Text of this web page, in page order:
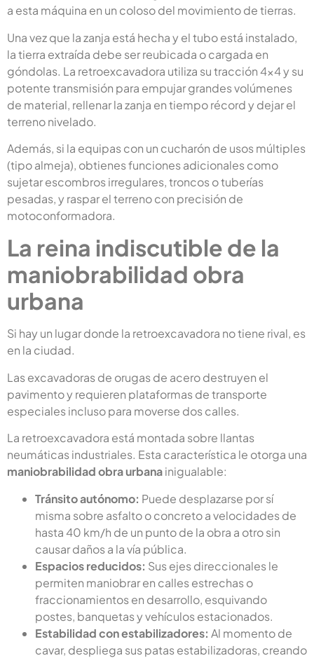
a esta máquina en un coloso del movimiento de tierras.
Una vez que la zanja está hecha y el tubo está instalado,
la tierra extraída debe ser reubicada o cargada en
góndolas. La retroexcavadora utiliza su tracción 4×4 y su
potente transmisión para empujar grandes volúmenes
de material, rellenar la zanja en tiempo récord y dejar el
terreno nivelado.
Además, si la equipas con un cucharón de usos múltiples
(tipo almeja), obtienes funciones adicionales como
sujetar escombros irregulares, troncos o tuberías
pesadas, y raspar el terreno con precisión de
motoconformadora.
La reina indiscutible de la
maniobrabilidad obra
urbana
Si hay un lugar donde la retroexcavadora no tiene rival, es
en la ciudad.
Las excavadoras de orugas de acero destruyen el
pavimento y requieren plataformas de transporte
especiales incluso para moverse dos calles.
La retroexcavadora está montada sobre llantas
neumáticas industriales. Esta característica le otorga una
maniobrabilidad obra urbanainigualable:
Tránsito autónomo: Puede desplazarse por sí
misma sobre asfalto o concreto a velocidades de
hasta 40 km/h de un punto de la obra a otro sin
causar daños a la vía pública.
Espacios reducidos: Sus ejes direccionales le
permiten maniobrar en calles estrechas o
fraccionamientos en desarrollo, esquivando
postes, banquetas y vehículos estacionados.
Estabilidad con estabilizadores: Al momento de
cavar, despliega sus patas estabilizadoras, creando